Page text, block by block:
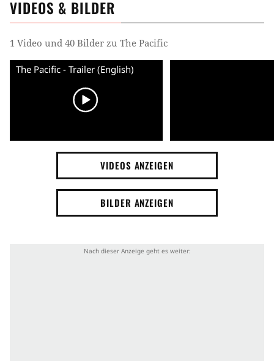
VIDEOS & BILDER
1 Video und 40 Bilder zu The Pacific
The Pacific - Trailer (English)
VIDEOS ANZEIGEN
BILDER ANZEIGEN